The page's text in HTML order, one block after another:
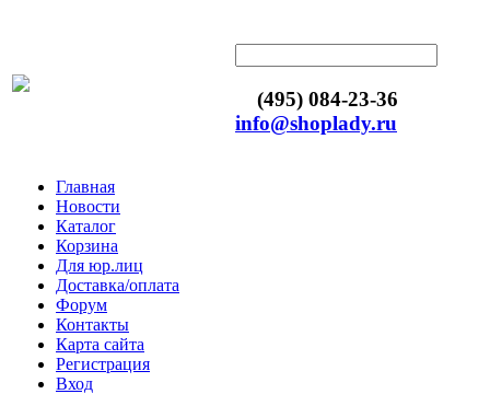
(495) 084-23-36
info@shoplady.ru
Главная
Новости
Каталог
Корзина
Для юр.лиц
Доставка/оплата
Форум
Контакты
Карта сайта
Регистрация
Вход